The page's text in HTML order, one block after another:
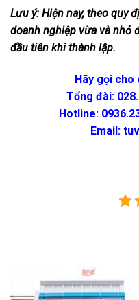
Lưu ý: Hiện nay, theo quy
doanh nghiệp vừa và nhỏ
đầu tiên khi thành lập.
Hãy gọi
Tổng đài:
Hotline:
Email: